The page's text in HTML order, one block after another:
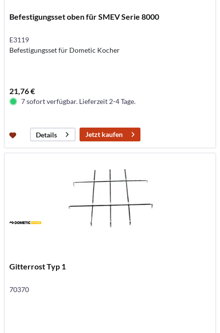
Befestigungsset oben für SMEV Serie 8000
E3119
Befestigungsset für Dometic Kocher
21,76 €
7 sofort verfügbar. Lieferzeit 2-4 Tage.
Details Jetzt kaufen
Gitterrost Typ 1
70370